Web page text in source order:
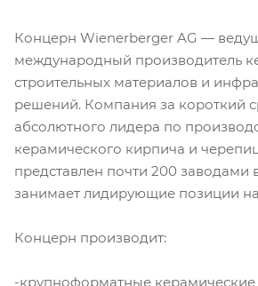
Концерн Wienerberger AG —
международный производитель
строительных материалов и
решений. Компания за короткий
абсолютного лидера по
керамического кирпича и
представлен почти 200 заводами
занимает лидирующие позиции
Концерн производит:
-крупноформатные керамические